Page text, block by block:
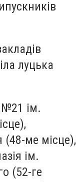
луцька
№21 ім.
(48-ме місце),
ім.
(52-ге